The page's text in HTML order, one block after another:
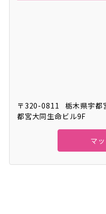
〒320-0811 栃木県宇都
都宮大同生命ビル9F
マ